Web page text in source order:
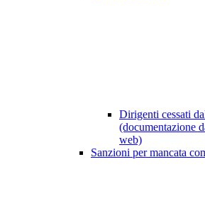
Dirigenti cessati
(documentazione
web)
Sanzioni per mancata